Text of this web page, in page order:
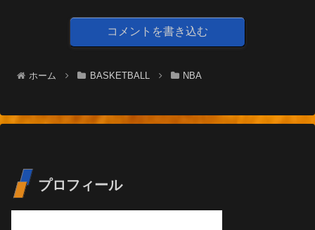
コメントを書き込む
ホーム BASKETBALL NBA
プロフィール